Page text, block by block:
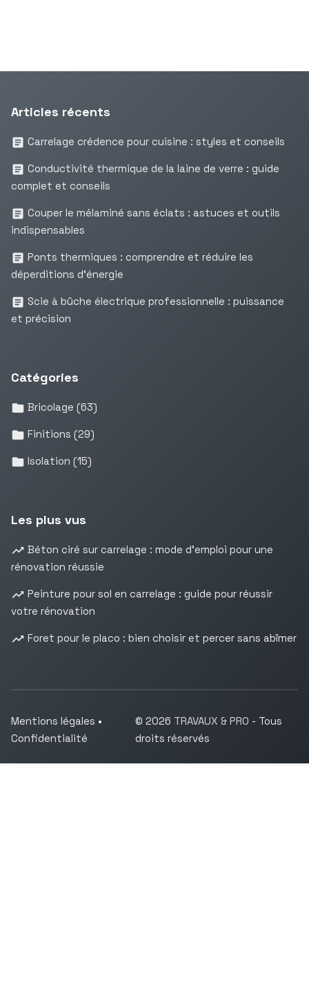
Articles récents
Carrelage crédence pour cuisine : styles et conseils
Conductivité thermique de la laine de verre : guide
complet et conseils
Couper le mélaminé sans éclats : astuces et outils
indispensables
Ponts thermiques : comprendre et réduire les
déperditions d’énergie
Scie à bûche électrique professionnelle : puissance
et précision
Catégories
Bricolage (63)
Finitions (29)
Isolation (15)
Les plus vus
Béton ciré sur carrelage : mode d’emploi pour une
rénovation réussie
Peinture pour sol en carrelage : guide pour réussir
votre rénovation
Foret pour le placo : bien choisir et percer sans abîmer
Mentions légales •
Confidentialité
© 2026 TRAVAUX & PRO - Tous
droits réservés